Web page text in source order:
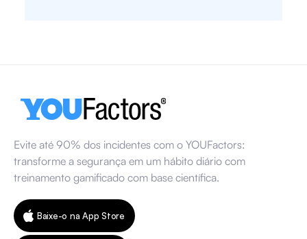
Evite até 90% dos incidentes com o YOUFactors:
transforme a segurança em um hábito diário com
treinamento gamificado com base científica.
Baixe-o na App Store